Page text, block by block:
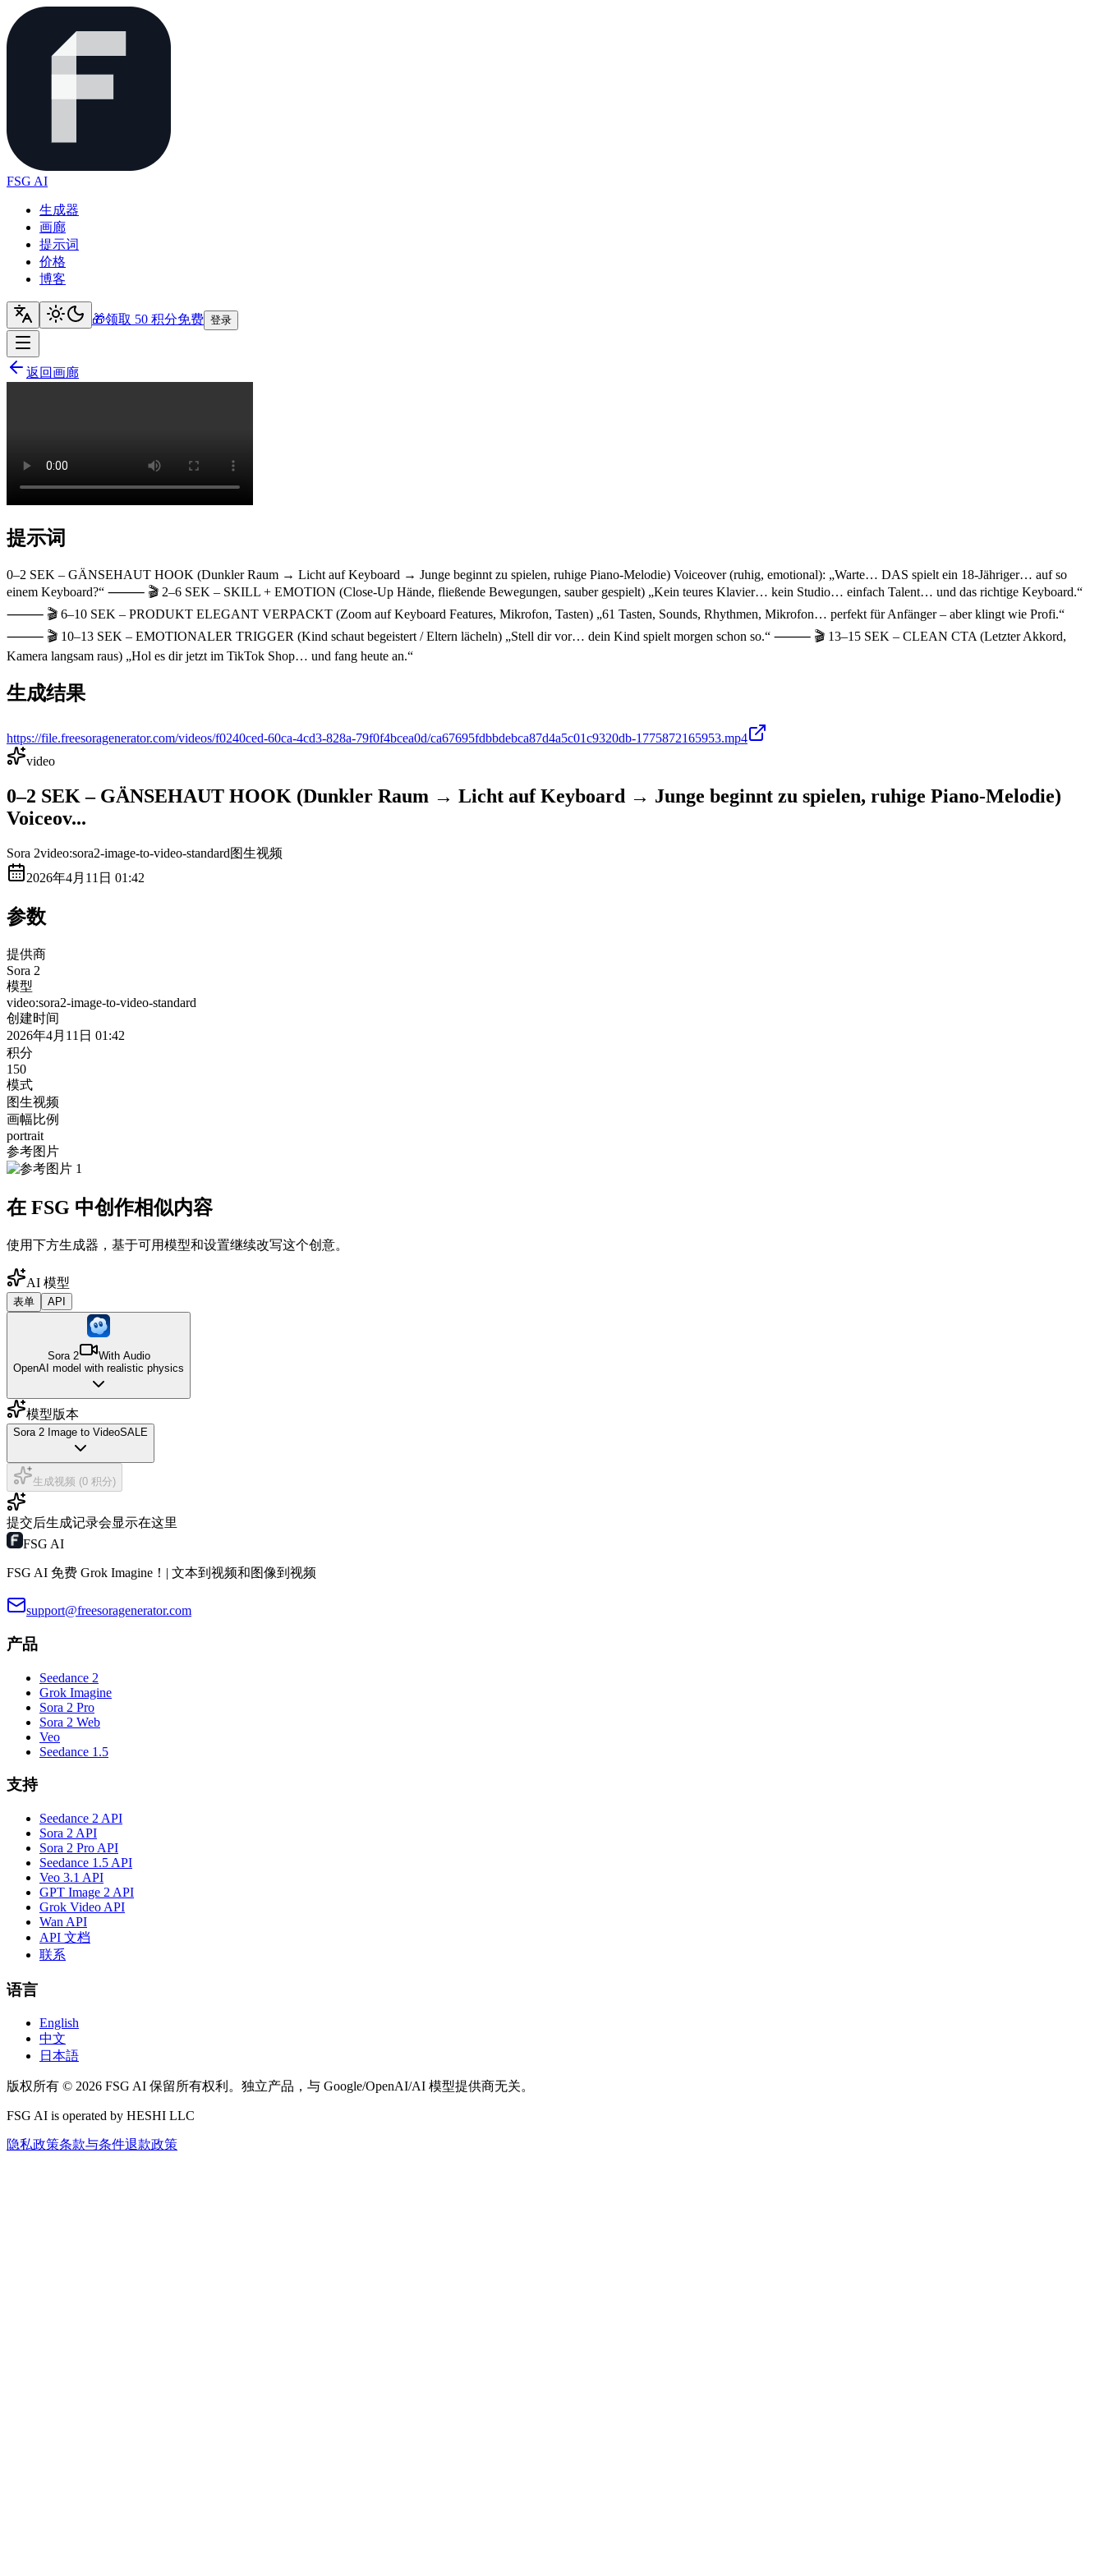
FSG AI
生成器
画廊
提示词
价格
博客
🎁领取 50 积分免费 登录
返回画廊
提示词
0–2 SEK – GÄNSEHAUT HOOK (Dunkler Raum → Licht auf Keyboard → Junge beginnt zu spielen, ruhige Piano-Melodie) Voiceover (ruhig, emotional): „Warte… DAS spielt ein 18-Jähriger… auf so
einem Keyboard?“ ⸻ 🎬 2–6 SEK – SKILL + EMOTION (Close-Up Hände, fließende Bewegungen, sauber gespielt) „Kein teures Klavier… kein Studio… einfach Talent… und das richtige Keyboard.“
⸻ 🎬 6–10 SEK – PRODUKT ELEGANT VERPACKT (Zoom auf Keyboard Features, Mikrofon, Tasten) „61 Tasten, Sounds, Rhythmen, Mikrofon… perfekt für Anfänger – aber klingt wie Profi.“
⸻ 🎬 10–13 SEK – EMOTIONALER TRIGGER (Kind schaut begeistert / Eltern lächeln) „Stell dir vor… dein Kind spielt morgen schon so.“ ⸻ 🎬 13–15 SEK – CLEAN CTA (Letzter Akkord,
Kamera langsam raus) „Hol es dir jetzt im TikTok Shop… und fang heute an.“
生成结果
https://file.freesoragenerator.com/videos/f0240ced-60ca-4cd3-828a-79f0f4bcea0d/ca67695fdbbdebca87d4a5c01c9320db-1775872165953.mp4
video
0–2 SEK – GÄNSEHAUT HOOK (Dunkler Raum → Licht auf Keyboard → Junge beginnt zu spielen, ruhige Piano-Melodie)
Voiceov...
Sora 2video:sora2-image-to-video-standard图生视频
2026年4月11日 01:42
参数
提供商
Sora 2
模型
video:sora2-image-to-video-standard
创建时间
2026年4月11日 01:42
积分
150
模式
图生视频
画幅比例
portrait
参考图片
在 FSG 中创作相似内容
使用下方生成器，基于可用模型和设置继续改写这个创意。
AI 模型
表单 API
Sora 2
With Audio
OpenAI model with realistic physics
模型版本
Sora 2 Image to VideoSALE
生成视频 (0 积分)
提交后生成记录会显示在这里
FSG AI
FSG AI 免费 Grok Imagine！| 文本到视频和图像到视频
support@freesoragenerator.com
产品
Seedance 2
Grok Imagine
Sora 2 Pro
Sora 2 Web
Veo
Seedance 1.5
支持
Seedance 2 API
Sora 2 API
Sora 2 Pro API
Seedance 1.5 API
Veo 3.1 API
GPT Image 2 API
Grok Video API
Wan API
API 文档
联系
语言
English
中文
日本語
版权所有 © 2026 FSG AI 保留所有权利。独立产品，与 Google/OpenAI/AI 模型提供商无关。
FSG AI is operated by HESHI LLC
隐私政策条款与条件退款政策